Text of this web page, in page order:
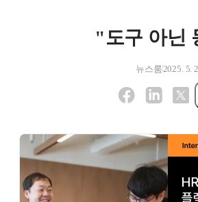
"도구 아닌
뉴스룸 2025. 5. 2